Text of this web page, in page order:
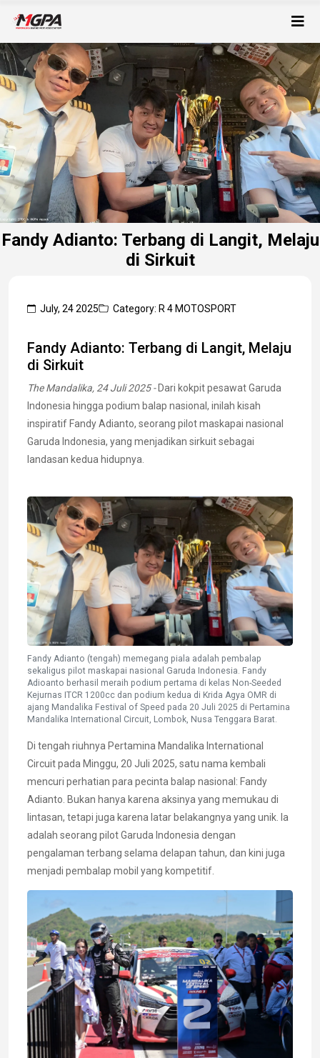
Fandy Adianto: Terbang di Langit, Melaju
di Sirkuit
July, 24 2025 Category: R 4 MOTOSPORT
Fandy Adianto: Terbang di Langit, Melaju
di Sirkuit
The Mandalika, 24 Juli 2025 - Dari kokpit pesawat Garuda
Indonesia hingga podium balap nasional, inilah kisah
inspiratif Fandy Adianto, seorang pilot maskapai nasional
Garuda Indonesia, yang menjadikan sirkuit sebagai
landasan kedua hidupnya.
Fandy Adianto (tengah) memegang piala adalah pembalap
sekaligus pilot maskapai nasional Garuda Indonesia. Fandy
Adioanto berhasil meraih podium pertama di kelas Non-Seeded
Kejurnas ITCR 1200cc dan podium kedua di Krida Agya OMR di
ajang Mandalika Festival of Speed pada 20 Juli 2025 di Pertamina
Mandalika International Circuit, Lombok, Nusa Tenggara Barat.
Di tengah riuhnya Pertamina Mandalika International
Circuit pada Minggu, 20 Juli 2025, satu nama kembali
mencuri perhatian para pecinta balap nasional: Fandy
Adianto. Bukan hanya karena aksinya yang memukau di
lintasan, tetapi juga karena latar belakangnya yang unik. Ia
adalah seorang pilot Garuda Indonesia dengan
pengalaman terbang selama delapan tahun, dan kini juga
menjadi pembalap mobil yang kompetitif.